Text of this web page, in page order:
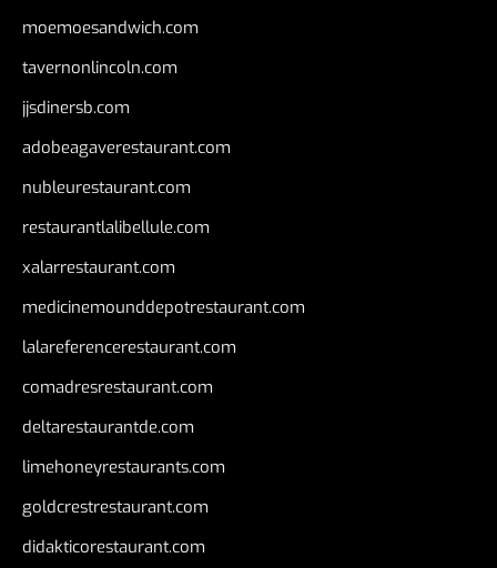
moemoesandwich.com
tavernonlincoln.com
jjsdinersb.com
adobeagaverestaurant.com
nubleurestaurant.com
restaurantlalibellule.com
xalarrestaurant.com
medicinemounddepotrestaurant.com
lalareferencerestaurant.com
comadresrestaurant.com
deltarestaurantde.com
limehoneyrestaurants.com
goldcrestrestaurant.com
didakticorestaurant.com